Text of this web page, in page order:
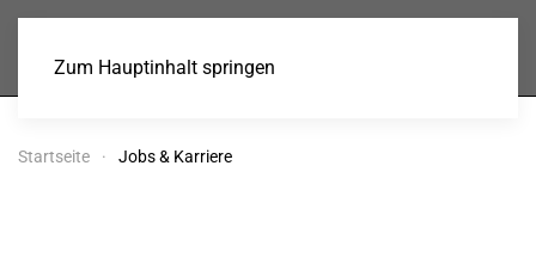
Zum Hauptinhalt springen
Stein eG
Startseite Jobs & Karriere